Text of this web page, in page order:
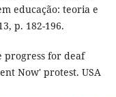
educação: teoria e
p. 182-196.
progress for deaf
Now' protest. USA